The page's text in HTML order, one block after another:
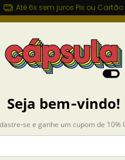
Até 6x sem juros Pix ou Cartão
ACESSÓRIOS CASA